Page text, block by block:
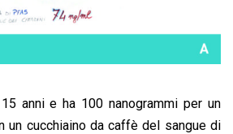
anni e ha 100 nanogrammi per un
un cucchiaino da caffè del sangue di